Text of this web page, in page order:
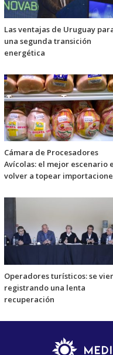
Las ventajas de Uruguay
una segunda transición
energética
Cámara de Procesadores
Avícolas: el mejor escenario
volver a topear
Operadores turísticos: se
registrando una lenta
recuperación